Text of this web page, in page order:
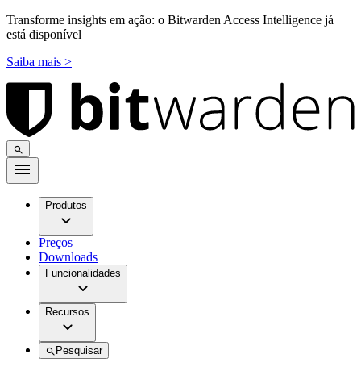
Transforme insights em ação: o Bitwarden Access Intelligence já
está disponível
Saiba mais >
Produtos
Preços
Downloads
Funcionalidades
Recursos
Pesquisar